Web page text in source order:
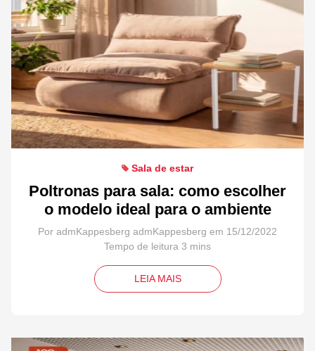
Sala de estar
Poltronas para sala: como escolher
o modelo ideal para o ambiente
Por admKappesberg admKappesberg em 15/12/2022
LEIA MAIS